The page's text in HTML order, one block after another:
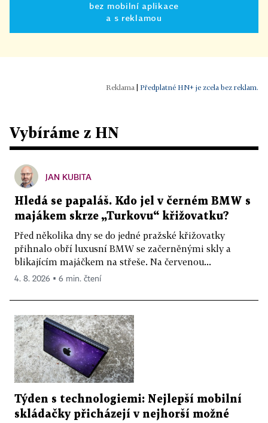
bez mobilní aplikace
a s reklamou
Předplatné HN+ je zcela bez reklam.
Vybíráme z HN
JAN KUBITA
Hledá se papaláš. Kdo jel v černém BMW s
majákem skrze „Turkovu“ křižovatku?
Před několika dny se do jedné pražské křižovatky
přihnalo obří luxusní BMW se začerněnými skly a
blikajícím majáčkem na střeše. Na červenou...
4. 8. 2026 ▪ 6 min. čtení
Týden s technologiemi: Nejlepší mobilní
skládačky přicházejí v nejhorší možné